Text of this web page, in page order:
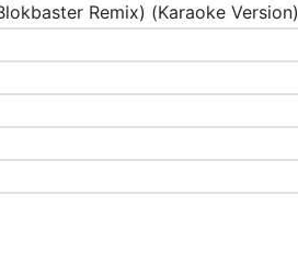
Remix) (Karaoke Version)